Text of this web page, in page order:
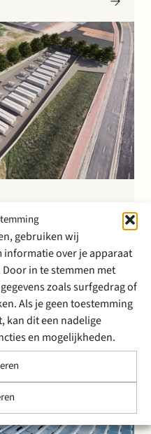
gebruiken wij
informatie over je apparaat
in te stemmen met
zoals surfgedrag of
Als je geen toestemming
kan dit een nadelige
en mogelijkheden.
bij
stand-
ontwikkelaar, gaat
waarbij Stek optrad
komende maanden
van Dordrecht op een